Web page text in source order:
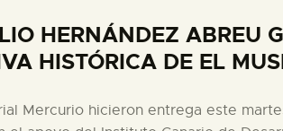
HERNÁNDEZ ABREU
HISTÓRICA DE EL
Mercurio hicieron entrega este